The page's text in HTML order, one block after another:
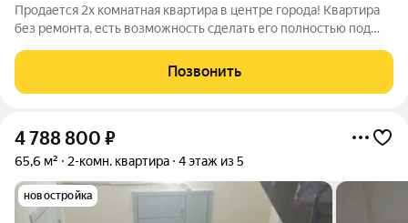
Продается 2х комнатная квартира в центре города! Квартира
без ремонта, есть возможность сделать его полностью под
посторонних запахов. Рядом вся инфраструктура: садик № 7,
школа № 10, магазины,
Позвонить
4 788 800 ₽
65,6 м² 2-комн. квартира 4 этаж из 5
новостройка